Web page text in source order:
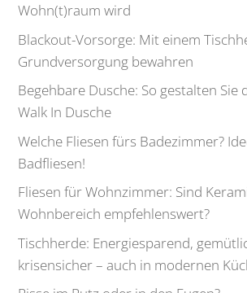
Wohn(t)raum wird
Blackout-Vorsorge: Mit einem
Grundversorgung bewahren
Begehbare Dusche: So gestalten Sie
Walk In Dusche
Welche Fliesen fürs Badezimmer?
Badfliesen!
Fliesen für Wohnzimmer: Sind
Wohnbereich empfehlenswert?
Tischherde: Energiesparend,
krisensicher – auch in modernen